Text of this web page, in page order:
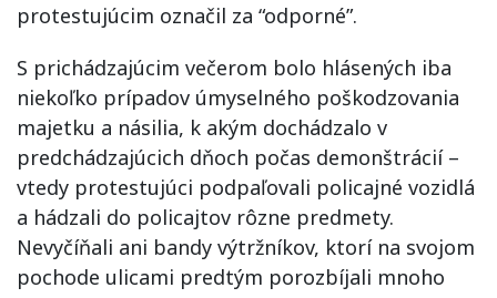
protestujúcim označil za “odporné”.
S prichádzajúcim večerom bolo hlásených iba
niekoľko prípadov úmyselného poškodzovania
majetku a násilia, k akým dochádzalo v
predchádzajúcich dňoch počas demonštrácií –
vtedy protestujúci podpaľovali policajné vozidlá
a hádzali do policajtov rôzne predmety.
Nevyčíňali ani bandy výtržníkov, ktorí na svojom
pochode ulicami predtým porozbíjali mnoho